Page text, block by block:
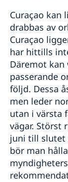
Curaçao kan
drabbas av
Curaçao
har hittills
Däremot kan
passerande
följd. Dessa
men leder
utan i värsta
vägar. Störst
juni till slutet
bör man